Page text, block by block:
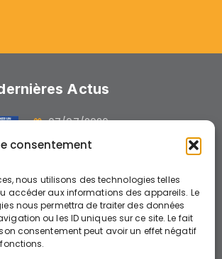
consentement
nous utilisons des technologies telles
accéder aux informations des appareils. Le
nous permettra de traiter des données
ou les ID uniques sur ce site. Le fait
consentement peut avoir un effet négatif
Actus
07/07/2026
GUIDE : « Comment
26/06/2026
AIDE A L’INVESTISSEMENT
ENGINS ELECTRIQUES